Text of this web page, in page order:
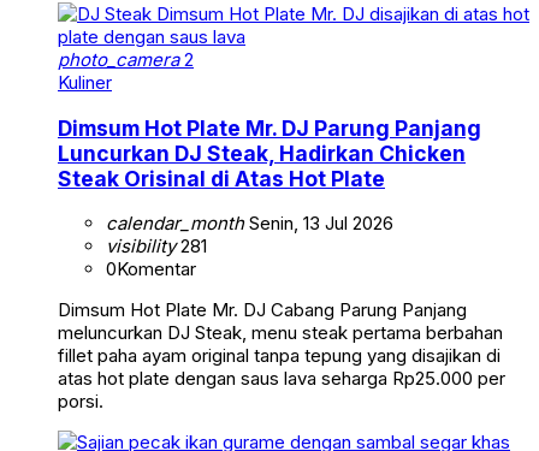
photo_camera2
Kuliner
Dimsum Hot Plate Mr. DJ Parung Panjang
Luncurkan DJ Steak, Hadirkan Chicken
Steak Orisinal di Atas Hot Plate
calendar_monthSenin, 13 Jul 2026
visibility281
0Komentar
Dimsum Hot Plate Mr. DJ Cabang Parung Panjang
meluncurkan DJ Steak, menu steak pertama berbahan
fillet paha ayam original tanpa tepung yang disajikan di
atas hot plate dengan saus lava seharga Rp25.000 per
porsi.